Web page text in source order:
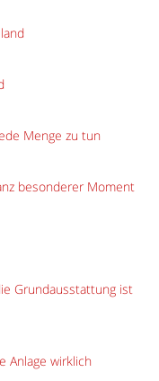
Menge zu tun
besonderer Moment
Grundausstattung ist
Anlage wirklich